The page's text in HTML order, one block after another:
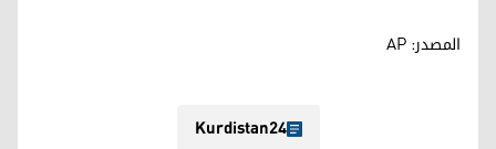
المصدر: AP
Kurdistan24